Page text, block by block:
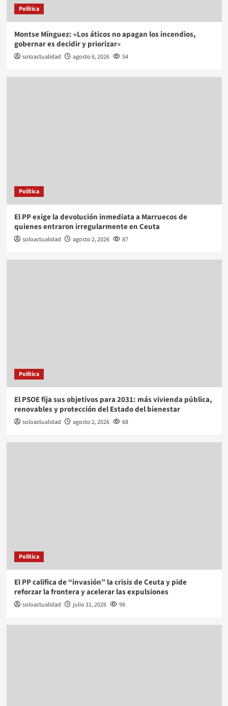
Política
Montse Mínguez: «Los áticos no apagan los incendios,
gobernar es decidir y priorizar»
soloactualidad agosto 6, 2026 54
Política
El PP exige la devolución inmediata a Marruecos de
quienes entraron irregularmente en Ceuta
soloactualidad agosto 2, 2026 87
Política
El PSOE fija sus objetivos para 2031: más vivienda pública,
renovables y protección del Estado del bienestar
soloactualidad agosto 2, 2026 68
Política
El PP califica de “invasión” la crisis de Ceuta y pide
reforzar la frontera y acelerar las expulsiones
soloactualidad julio 31, 2026 98